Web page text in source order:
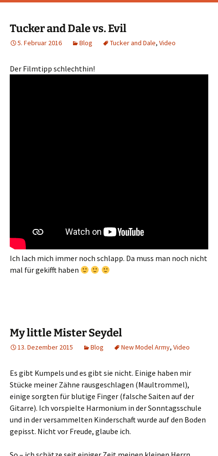
Tucker and Dale vs. Evil
5. Februar 2016 Blog Tucker and Dale, Video
Der Filmtipp schlechthin!
Ich lach mich immer noch schlapp. Da muss man noch nicht
mal für gekifft haben
My little Mister Seydel
13. Dezember 2015 Blog New Model Army, Video
Es gibt Kumpels und es gibt sie nicht. Einige haben mir
Stücke meiner Zähne rausgeschlagen (Maultrommel),
einige sorgten für blutige Finger (falsche Saiten auf der
Gitarre). Ich vorspielte Harmonium in der Sonntagsschule
und in der versammelten Kinderschaft wurde auf den Boden
gepisst. Nicht vor Freude, glaube ich.